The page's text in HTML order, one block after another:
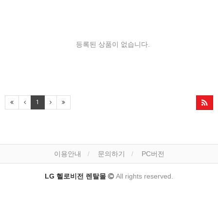
등록된 상품이 없습니다.
1
이용안내 문의하기 PC버전
LG 헬로비전 렌탈몰 All rights reserved.